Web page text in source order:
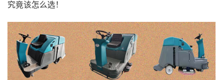
究竟该怎么选！